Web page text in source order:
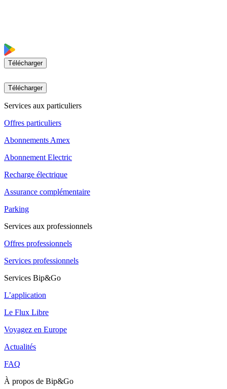
Télécharger
Télécharger
Services aux particuliers
Offres particuliers
Abonnements Amex
Abonnement Electric
Recharge électrique
Assurance complémentaire
Parking
Services aux professionnels
Offres professionnels
Services professionnels
Services Bip&Go
L’application
Le Flux Libre
Voyagez en Europe
Actualités
FAQ
À propos de Bip&Go